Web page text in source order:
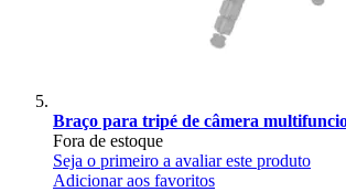
Braço para tripé de câmera
Fora de estoque
Seja o primeiro a avaliar este produto
Adicionar aos favoritos